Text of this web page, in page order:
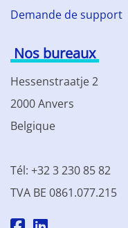
Demande de support
Nos bureaux
Hessenstraatje 2
2000 Anvers
Belgique
Tél: +32 3 230 85 82
TVA BE 0861.077.215